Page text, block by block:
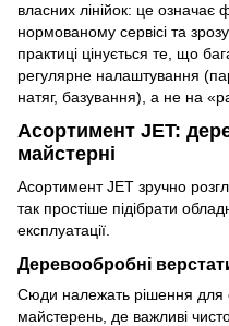
власних лінійок: це означає
нормованому сервісі та
практиці цінується те, що
регулярне налаштування
натяг, базування), а не на
Асортимент JET:
майстерні
Асортимент JET зручно
так простіше підібрати
експлуатації.
Деревообробні
Сюди належать рішення для
майстерень, де важливі